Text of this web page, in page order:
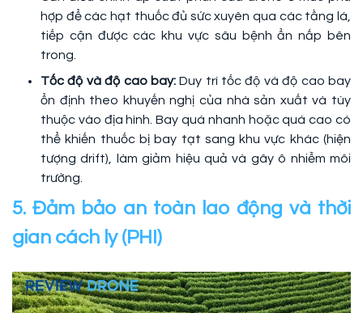
hợp để các hạt thuốc đủ sức xuyên qua các tầng lá,
tiếp cận được các khu vực sâu bệnh ẩn nấp bên
trong.
Tốc độ và độ cao bay:Duy trì tốc độ và độ cao bay
ổn định theo khuyến nghị của nhà sản xuất và tùy
thuộc vào địa hình. Bay quá nhanh hoặc quá cao có
thể khiến thuốc bị bay tạt sang khu vực khác (hiện
tượng drift), làm giảm hiệu quả và gây ô nhiễm môi
trường.
5. Đảm bảo an toàn lao động và thời
gian cách ly (PHI)